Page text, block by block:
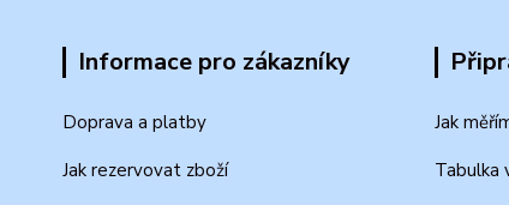
Informace pro zákazníky
Doprava a platby
Jak rezervovat zboží
Jak
Tabulka